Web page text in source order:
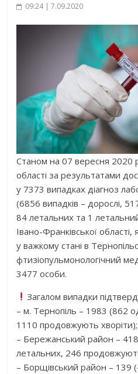
09:24 | 7.09.2020
Станом на 07 вересня 2020
області за результатами
у 7373 випадках діагноз
(6856 випадків – дорослі,
84 летальних та 1
Івано-Франківської області,
у важкому стані в
фтизіопульмонологічний
3477 особи.
Загалом випадки
– м. Тернопіль – 1983 (862
1110 продовжують хворіти);
– Бережанський район –
летальних, 246
– Борщівський район – 139